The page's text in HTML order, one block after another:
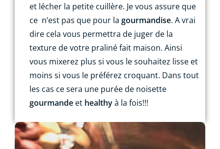
et lécher la petite cuillère. Je vous assure que
ce n’est pas que pour la gourmandise. A vrai
dire cela vous permettra de juger de la
texture de votre praliné fait maison. Ainsi
vous mixerez plus si vous le souhaitez lisse et
moins si vous le préférez croquant. Dans tout
les cas ce sera une purée de noisette
gourmande et healthyà la fois!!!